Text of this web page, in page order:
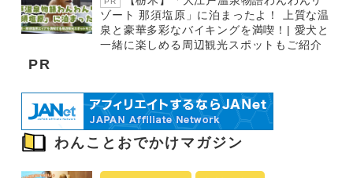
ゾート 那須塩原」に泊まったよ！ 上質な温
泉と豪華多彩なバイキングを満喫！| 愛犬と
一緒に楽しめる周辺観光スポットもご紹介
PR
わんことおでかけマガジン